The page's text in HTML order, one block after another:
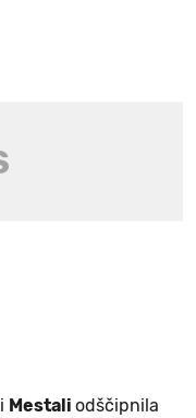
Mestali odščipnila